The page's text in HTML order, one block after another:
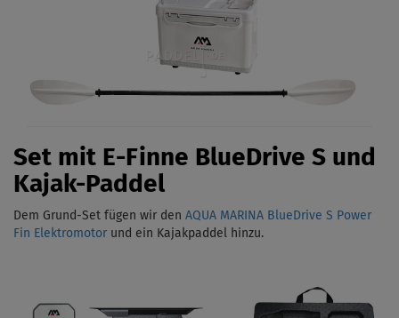
Set mit E-Finne BlueDrive S und
Kajak-Paddel
Dem Grund-Set fügen wir den AQUA MARINA BlueDrive S Power
Fin Elektromotor und ein Kajakpaddel hinzu.